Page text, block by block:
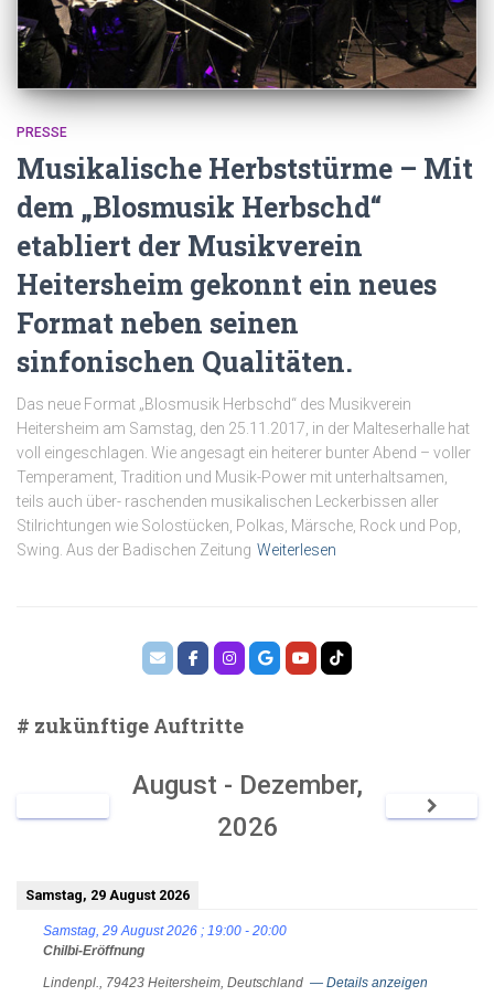
PRESSE
Musikalische Herbststürme – Mit
dem „Blosmusik Herbschd“
etabliert der Musikverein
Heitersheim gekonnt ein neues
Format neben seinen
sinfonischen Qualitäten.
Das neue Format „Blosmusik Herbschd“ des Musikverein
Heitersheim am Samstag, den 25.11.2017, in der Malteserhalle hat
voll eingeschlagen. Wie angesagt ein heiterer bunter Abend – voller
Temperament, Tradition und Musik-Power mit unterhaltsamen,
teils auch über- raschenden musikalischen Leckerbissen aller
Stilrichtungen wie Solostücken, Polkas, Märsche, Rock und Pop,
Swing. Aus der Badischen Zeitung Weiterlesen
# zukünftige Auftritte
August - Dezember,
2026
Samstag, 29 August 2026
Samstag, 29 August 2026 ; 19:00 - 20:00
Chilbi-Eröffnung
Lindenpl., 79423 Heitersheim, Deutschland — Details anzeigen